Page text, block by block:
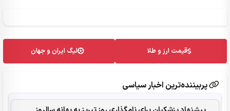
قیمت ارز و طلا لیگ ایران و جهان
پربیننده‌ترین اخبار سیاسی